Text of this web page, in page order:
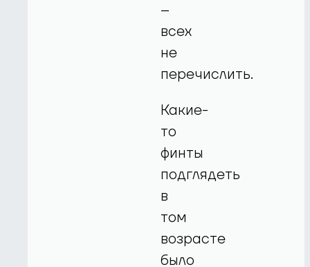
–
всех
не
перечислить.
Какие-
то
финты
подглядеть
в
том
возрасте
было